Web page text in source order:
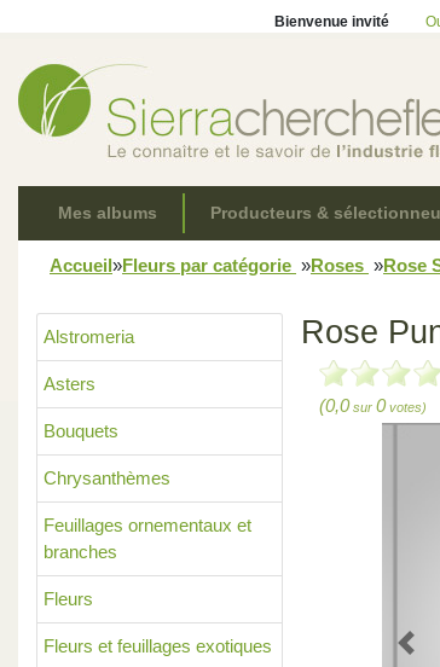
Bienvenue invité
Mes albums Producteurs &
Accueil»Fleurs par catégorie »Roses »Rose
Alstromeria
Asters
Bouquets
Chrysanthèmes
Feuillages ornementaux et
branches
Fleurs
Fleurs et feuillages exotiques
Rose
(0,0sur 0votes)